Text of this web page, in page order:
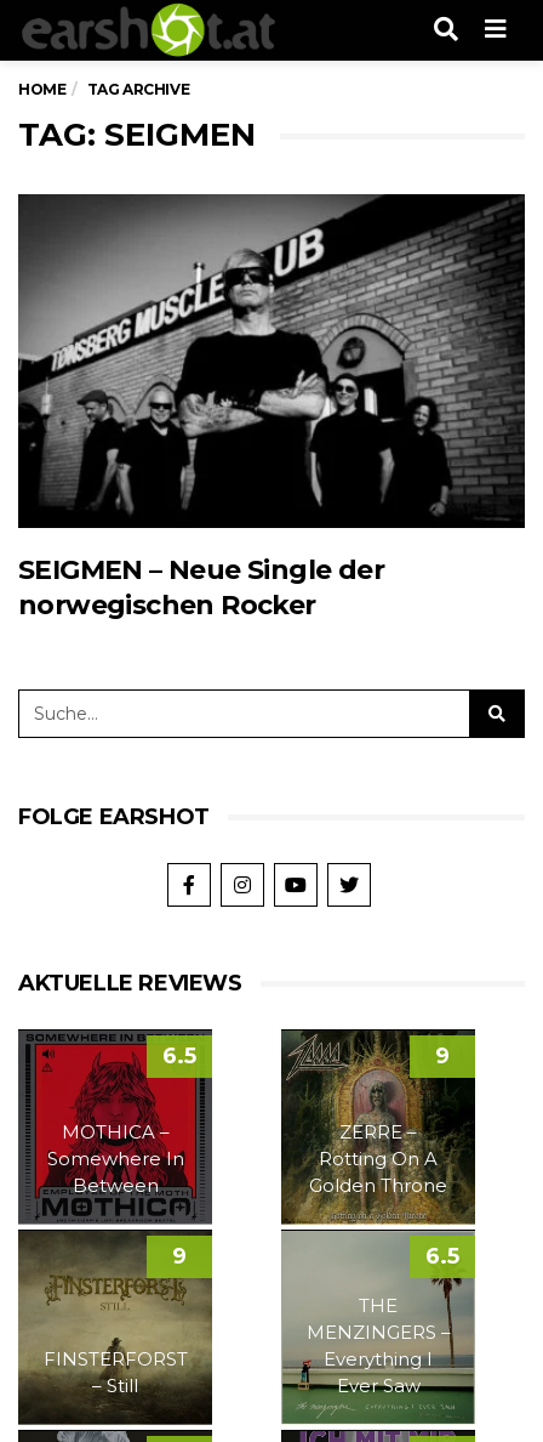
HOME TAG ARCHIVE
TAG: SEIGMEN
SEIGMEN – Neue Single der
norwegischen Rocker
FOLGE EARSHOT
AKTUELLE REVIEWS
MOTHICA –
Somewhere In
Between
6.5
ZERRE –
Rotting On A
Golden Throne
9
FINSTERFORST
– Still
9
THE
MENZINGERS –
Everything I
Ever Saw
6.5